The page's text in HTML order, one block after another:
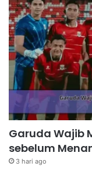
Garuda Wajib
sebelum
3 hari ago